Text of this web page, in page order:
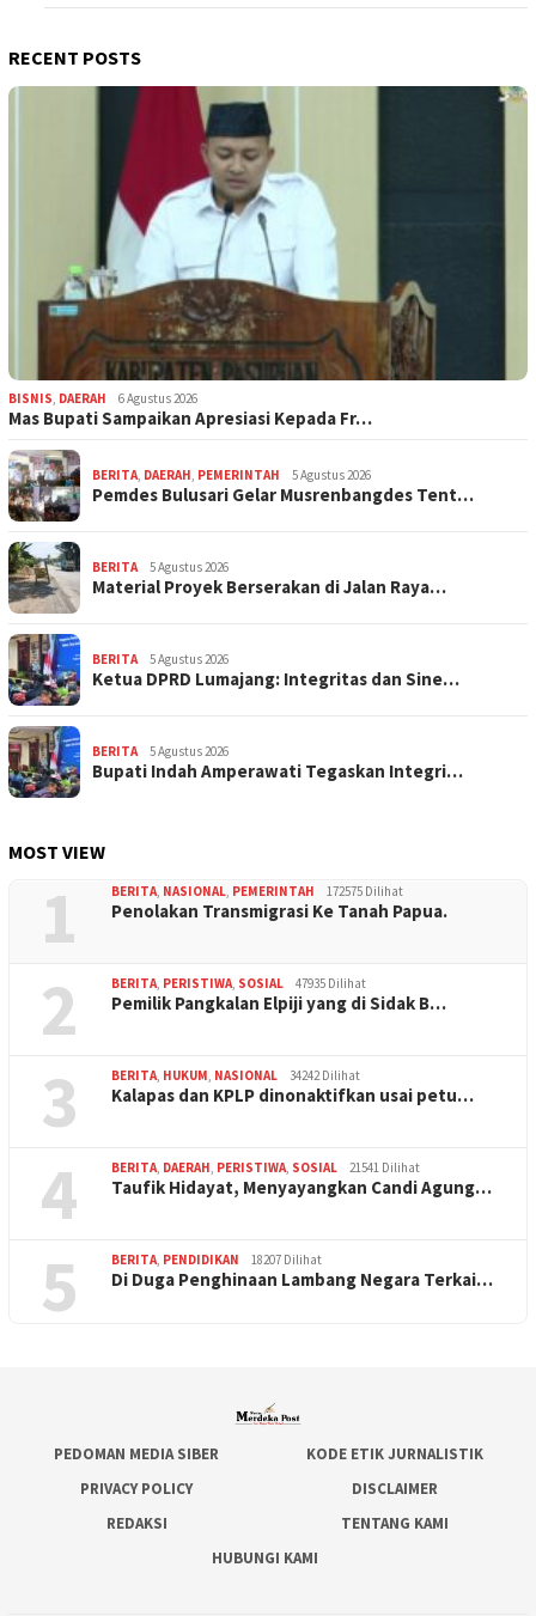
RECENT POSTS
BISNIS, DAERAH 6 Agustus 2026
Mas Bupati Sampaikan Apresiasi Kepada Fr…
BERITA, DAERAH, PEMERINTAH 5 Agustus 2026
Pemdes Bulusari Gelar Musrenbangdes Tent…
BERITA 5 Agustus 2026
Material Proyek Berserakan di Jalan Raya…
BERITA 5 Agustus 2026
Ketua DPRD Lumajang: Integritas dan Sine…
BERITA 5 Agustus 2026
Bupati Indah Amperawati Tegaskan Integri…
MOST VIEW
1 BERITA, NASIONAL, PEMERINTAH 172575 Dilihat
Penolakan Transmigrasi Ke Tanah Papua.
2 BERITA, PERISTIWA, SOSIAL 47935 Dilihat
Pemilik Pangkalan Elpiji yang di Sidak B…
3 BERITA, HUKUM, NASIONAL 34242 Dilihat
Kalapas dan KPLP dinonaktifkan usai petu…
4 BERITA, DAERAH, PERISTIWA, SOSIAL 21541 Dilihat
Taufik Hidayat, Menyayangkan Candi Agung…
5 BERITA, PENDIDIKAN 18207 Dilihat
Di Duga Penghinaan Lambang Negara Terkai…
PEDOMAN MEDIA SIBER
KODE ETIK JURNALISTIK
PRIVACY POLICY
DISCLAIMER
REDAKSI
TENTANG KAMI
HUBUNGI KAMI